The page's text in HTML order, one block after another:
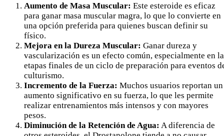
Aumento de Masa Muscular: Este esteroide es eficaz
para ganar masa muscular magra, lo que lo convierte en
una opción preferida para quienes buscan definir su
físico.
Mejora en la Dureza Muscular: Ganar dureza y
vascularización es un efecto común, especialmente en
etapas finales de un ciclo de preparación para eventos
culturismo.
Incremento de la Fuerza: Muchos usuarios reportan un
aumento significativo en su fuerza, lo que les permite
realizar entrenamientos más intensos y con mayores
pesos.
Diminución de la Retención de Agua: A diferencia de